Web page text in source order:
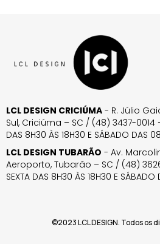
LCL DESIGN CRICIÚMA - R. Júlio
Sul, Criciúma – SC / (48) 3437-0014 –
DAS 8H30 ÀS 18H30 E SÁBADO DAS
LCL DESIGN TUBARÃO - Av.
Aeroporto, Tubarão – SC / (48)
SEXTA DAS 8H30 ÀS 18H30 E
©2023 LCL DESIGN. Todos os